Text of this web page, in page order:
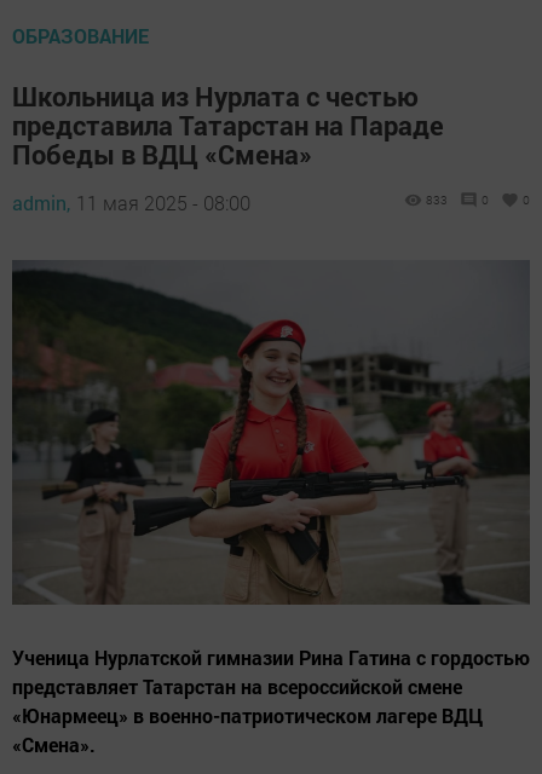
ОБРАЗОВАНИЕ
Школьница из Нурлата с честью
представила Татарстан на Параде
Победы в ВДЦ «Смена»
admin, 11 мая 2025 - 08:00 833 0 0
Ученица Нурлатской гимназии Рина Гатина с гордостью
представляет Татарстан на всероссийской смене
«Юнармеец» в военно-патриотическом лагере ВДЦ
«Смена».